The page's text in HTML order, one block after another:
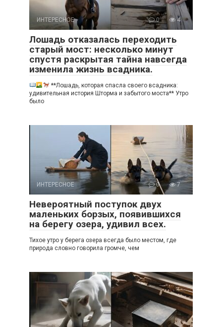
ИНТЕРЕСНОЕ 0 4
Лошадь отказалась переходить
старый мост: несколько минут
спустя раскрытая тайна навсегда
изменила жизнь всадника.
**Лошадь, которая спасла своего всадника:
удивительная история Шторма и забытого моста** Утро
было
ИНТЕРЕСНОЕ 0 7
Невероятный поступок двух
маленьких борзых, появившихся
на берегу озера, удивил всех.
Тихое утро у берега озера всегда было местом, где
природа словно говорила громче, чем